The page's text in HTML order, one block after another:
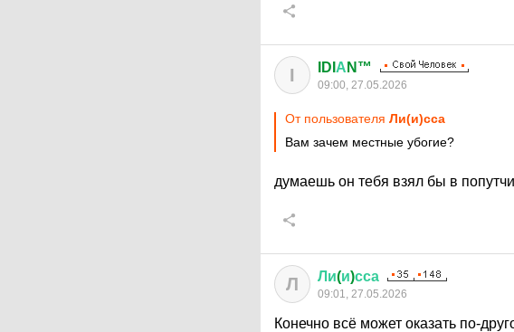
I IDI А N™
09:00, 27.05.2026
От пользователя Ли(и)сса
Вам зачем местные убогие?
думаешь он тебя взял бы в
Л Ли(и)сса
09:01, 27.05.2026
Конечно всё может оказать по-